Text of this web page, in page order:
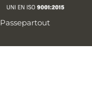
Passepartout